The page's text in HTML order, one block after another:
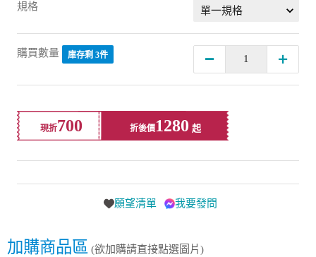
規格
購買數量 庫存剩 3件
現折700 折後價1280
願望清單 我要發問
加購商品區 (欲加購請直接點選圖片)